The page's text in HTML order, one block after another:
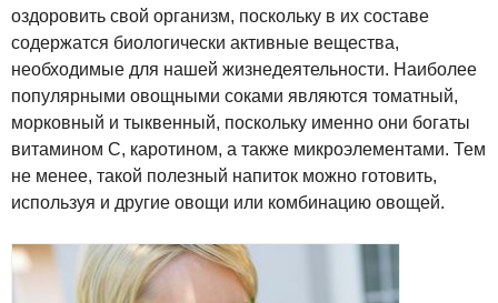
оздоровить свой организм, поскольку в их составе
содержатся биологически активные вещества,
необходимые для нашей жизнедеятельности. Наиболее
популярными овощными соками являются томатный,
морковный и тыквенный, поскольку именно они богаты
витамином C, каротином, а также микроэлементами. Тем
не менее, такой полезный напиток можно готовить,
используя и другие овощи или комбинацию овощей.